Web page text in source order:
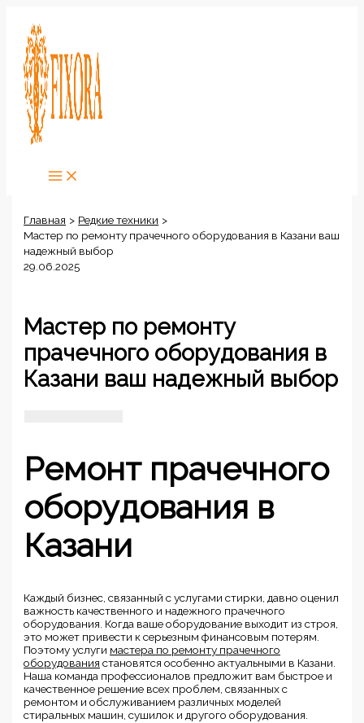
содержимому
Главная
Редкие техники
Мастер по ремонту прачечного оборудования в Казани ваш
надежный выбор
29.06.2025
Мастер по ремонту
прачечного оборудования в
Казани ваш надежный выбор
Ремонт прачечного
оборудования в
Казани
Каждый бизнес, связанный с услугами стирки, давно оценил
важность качественного и надежного прачечного
оборудования. Когда ваше оборудование выходит из строя,
это может привести к серьезным финансовым потерям.
Поэтому услуги мастера по ремонту прачечного
оборудования становятся особенно актуальными в Казани.
Наша команда профессионалов предложит вам быстрое и
качественное решение всех проблем, связанных с
ремонтом и обслуживанием различных моделей
стиральных машин, сушилок и другого оборудования.